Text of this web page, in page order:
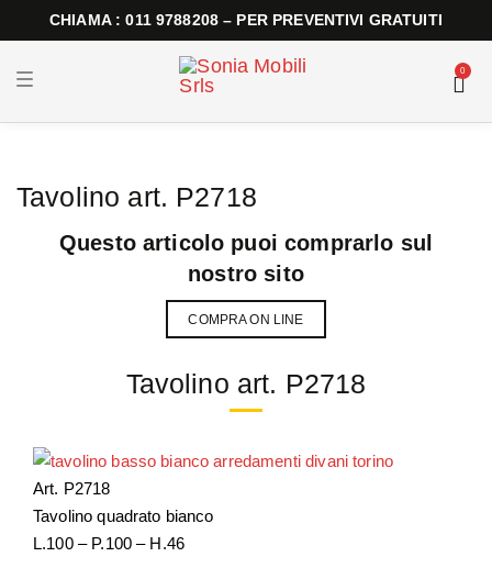
CHIAMA : 011 9788208 – PER PREVENTIVI GRATUITI
T
g
a
v
0
Tavolino art. P2718
Questo articolo puoi comprarlo sul
nostro sito
COMPRA ON LINE
Tavolino art. P2718
Art. P2718
Tavolino quadrato bianco
L.100 – P.100 – H.46